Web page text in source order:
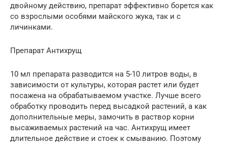
двойному действию, препарат эффективно борется как
со взрослыми особями майского жука, так и с
личинками.
Препарат Антихрущ
10 мл препарата разводится на 5-10 литров воды, в
зависимости от культуры, которая растет или будет
посажена на обрабатываемом участке. Лучше всего
обработку проводить перед высадкой растений, а как
дополнительные меры, замочить в раствор корни
высаживаемых растений на час. Антихрущ имеет
длительное действие и стоек к смыванию. Поэтому